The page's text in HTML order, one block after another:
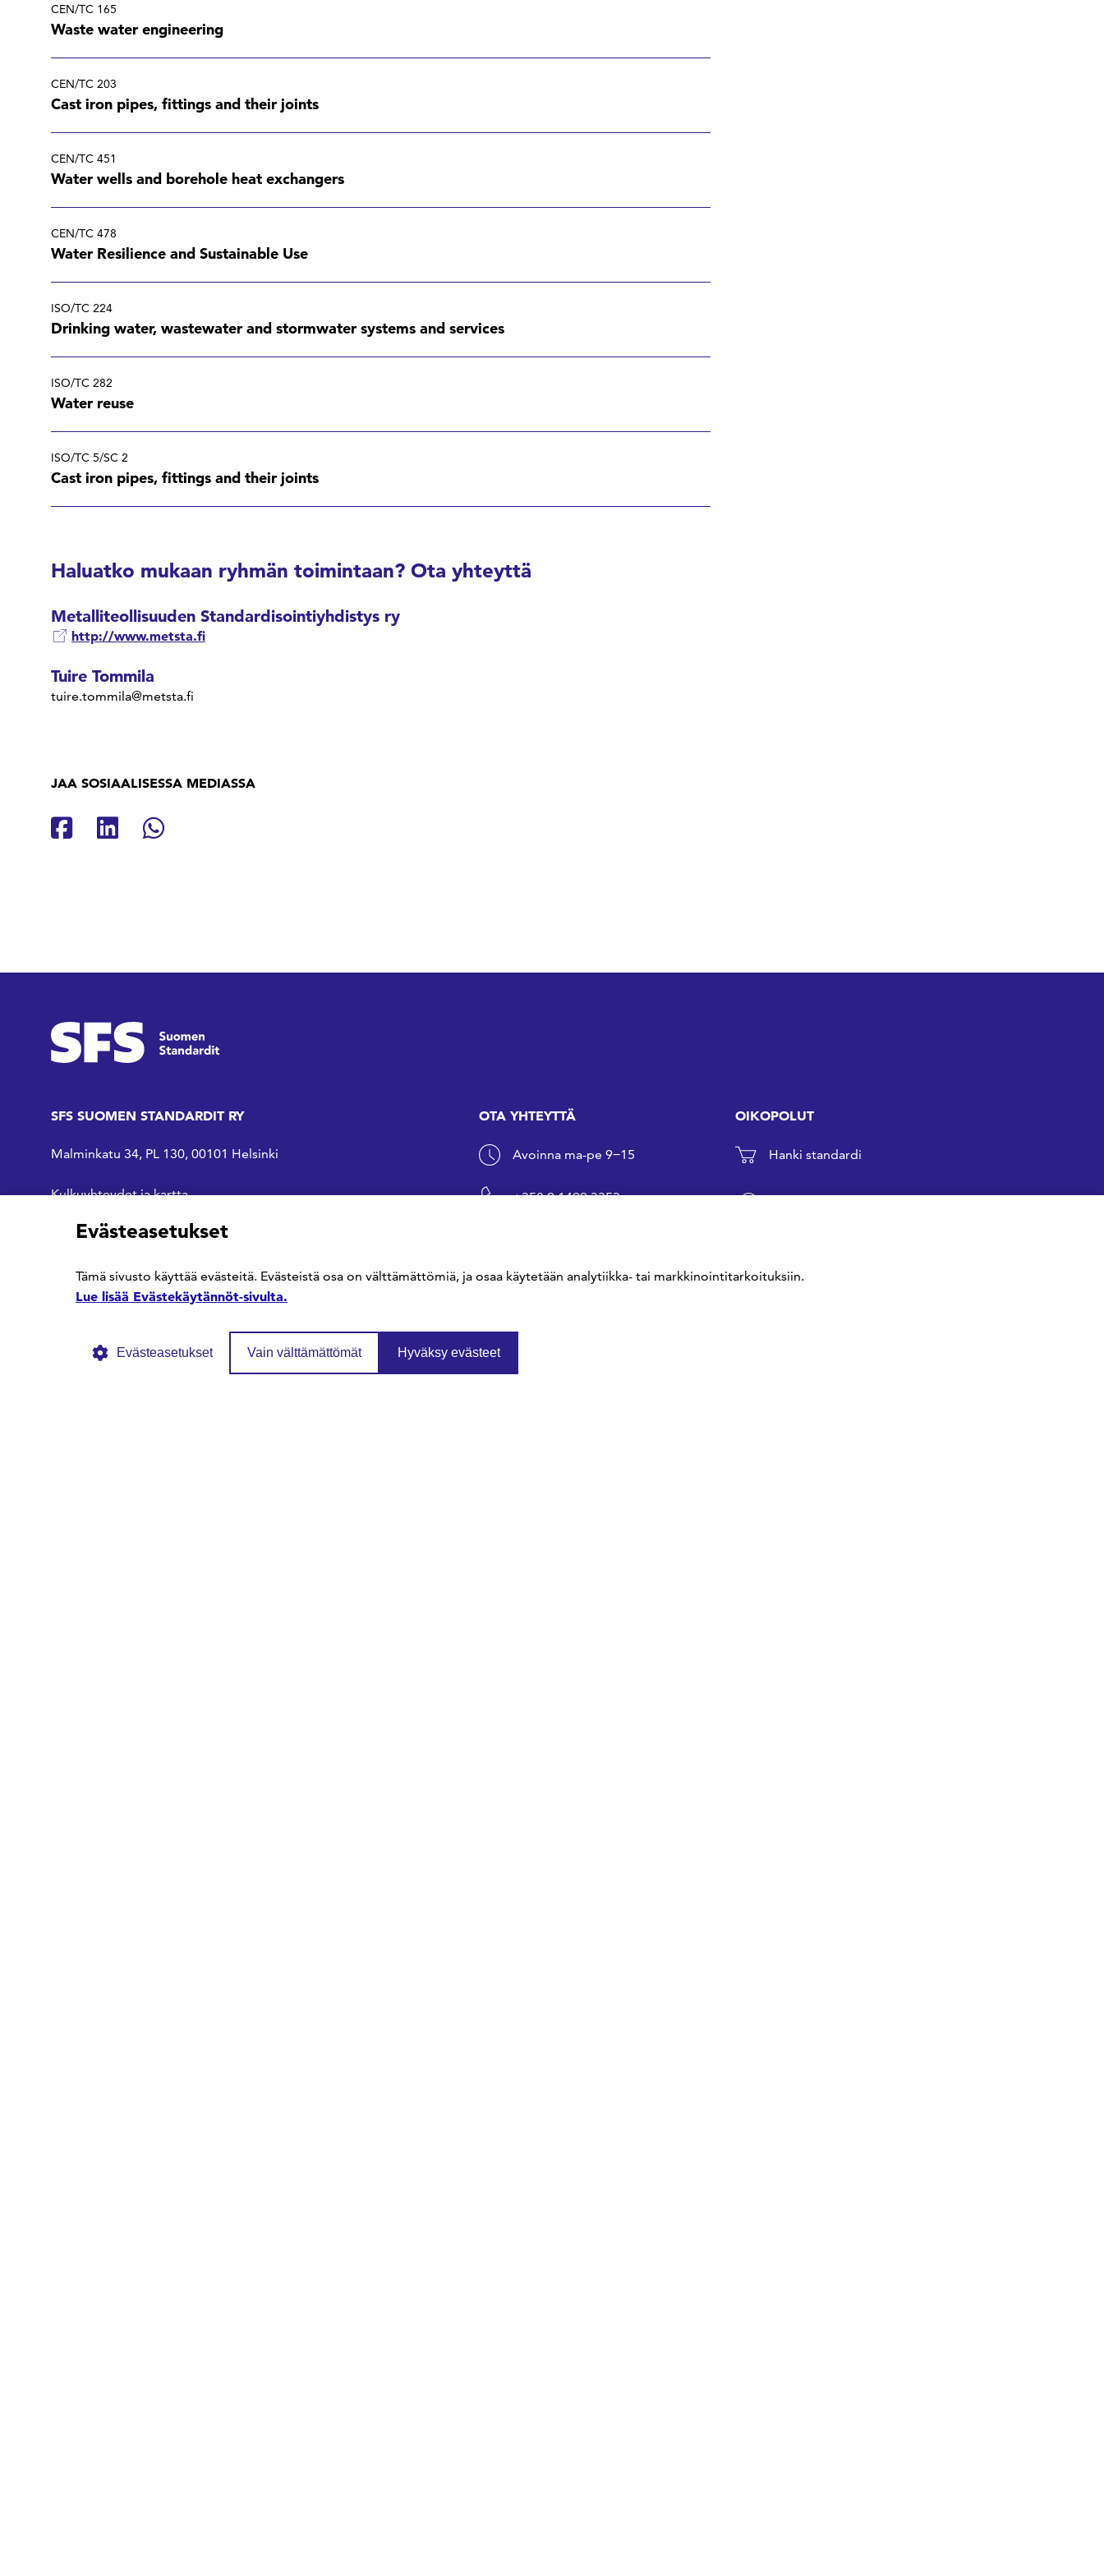
CEN/TC 165
Waste water engineering
CEN/TC 203
Cast iron pipes, fittings and their joints
CEN/TC 451
Water wells and borehole heat exchangers
CEN/TC 478
Water Resilience and Sustainable Use
ISO/TC 224
Drinking water, wastewater and stormwater systems and services
ISO/TC 282
Water reuse
ISO/TC 5/SC 2
Cast iron pipes, fittings and their joints
Haluatko mukaan ryhmän toimintaan? Ota yhteyttä
Metalliteollisuuden Standardisointiyhdistys ry
http://www.metsta.fi
Tuire Tommila
tuire.tommila@metsta.fi
JAA SOSIAALISESSA MEDIASSA
Jaa Facebookissa
Jaa Linkedinissä
Jaa Whatsappissa
SFS SUOMEN STANDARDIT RY
Malminkatu 34, PL 130, 00101 Helsinki
Kulkuyhteydet ja kartta
SFS Facebookissa
SFS Linkedinissä
SFS Youtubessa
OTA YHTEYTTÄ
Avoinna ma-pe 9−15
+358 9 1499 3353
OIKOPOLUT
Hanki standardi
© SFS ry Tietosuojaseloste Evästekäytännöt
Evästeasetukset
Tämä sivusto käyttää evästeitä. Evästeistä osa on välttämättömiä, ja osaa käytetään analytiikka- tai markkinointitarkoituksiin.
Lue lisää Evästekäytännöt-sivulta.
Evästeasetukset Vain välttämättömät Hyväksy evästeet